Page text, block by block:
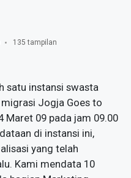
135 tampilan
satu instansi swasta
Jogja Goes to
Maret 09 pada jam 09.00
di instansi ini,
yang telah
Kami mendata 10